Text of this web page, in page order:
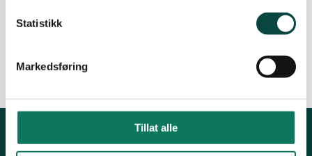
Statistikk
Markedsføring
Tillat alle
16.08.2005
Kontakt fylkeslaget